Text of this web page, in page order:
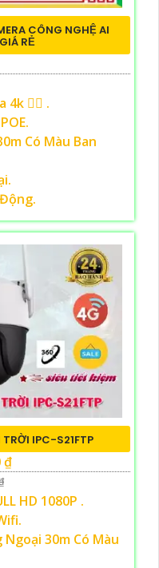
CÔNG NGHỆ AI
RẺ
4k 👍🏾 .
Có Màu Ban
IPC-S21FTP
₫
HD 1080P .
Ngoại 30m Có Màu